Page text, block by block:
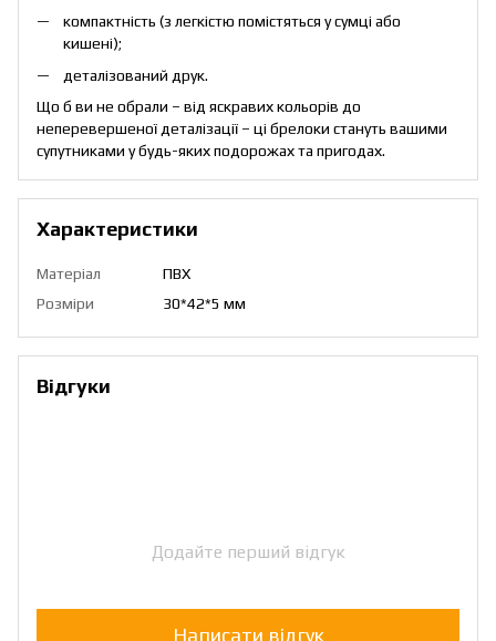
компактність (з легкістю помістяться у сумці або
кишені);
деталізований друк.
Що б ви не обрали – від яскравих кольорів до
неперевершеної деталізації – ці брелоки стануть вашими
супутниками у будь-яких подорожах та пригодах.
Характеристики
Матеріал
ПВХ
Розміри
30*42*5 мм
Відгуки
Додайте перший відгук
Написати відгук